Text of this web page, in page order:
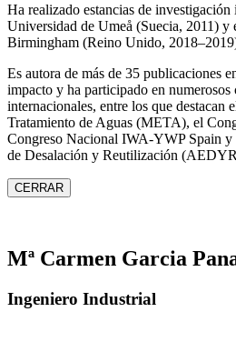
Ha realizado estancias de investigación
Universidad de Umeå (Suecia, 2011) y
Birmingham (Reino Unido,
Es autora de más de 35 publicaciones
impacto y ha participado en numerosos
internacionales, entre los que destacan
Tratamiento de Aguas (META), el
Congreso Nacional IWA‑YWP Spain
de Desalación y Reutilización
CERRAR
Mª Carmen Garcia
Ingeniero Industrial